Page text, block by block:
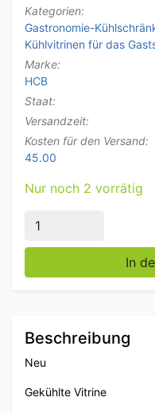
Kategorien:
Gastronomie-
Kühlvitrinen für das
Marke:
HCB
Staat:
Versandzeit:
Kosten für den Versand:
45.00
Nur noch 2 vorrätig
Kühlvitrine
In
Beschreibung
Neu
Gekühlte Vitrine